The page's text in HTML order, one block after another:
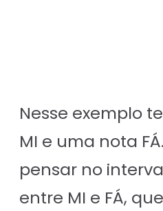
Nesse exemplo
MI e uma nota
pensar no
entre MI e FÁ,